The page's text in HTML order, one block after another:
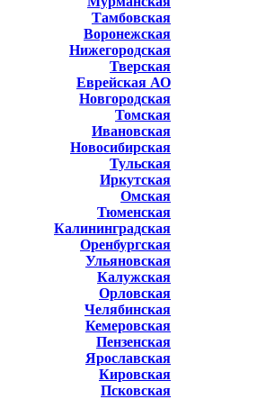
Тамбовская
Воронежская
Нижегородская
Тверская
Еврейская АО
Новгородская
Томская
Ивановская
Новосибирская
Тульская
Иркутская
Омская
Тюменская
Калининградская
Оренбургская
Ульяновская
Калужская
Орловская
Челябинская
Кемеровская
Пензенская
Ярославская
Кировская
Псковская